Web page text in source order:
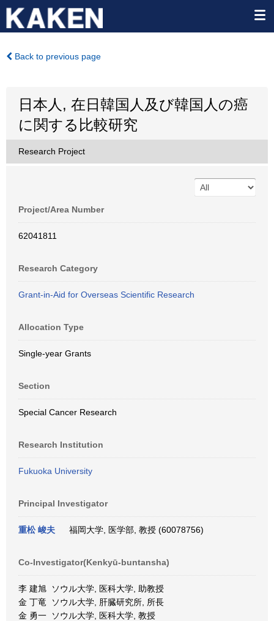
Back to previous page
日本人, 在日韓国人及び韓国人の癌
に関する比較研究
Research Project
Project/Area Number
62041811
Research Category
Grant-in-Aid for Overseas Scientific Research
Allocation Type
Single-year Grants
Section
Special Cancer Research
Research Institution
Fukuoka University
Principal Investigator
重松 峻夫 福岡大学, 医学部, 教授 (60078756)
Co-Investigator(Kenkyū-buntansha)
李 建旭 ソウル大学, 医科大学, 助教授
金 丁竜 ソウル大学, 肝臓研究所, 所長
金 勇一 ソウル大学, 医科大学, 教授